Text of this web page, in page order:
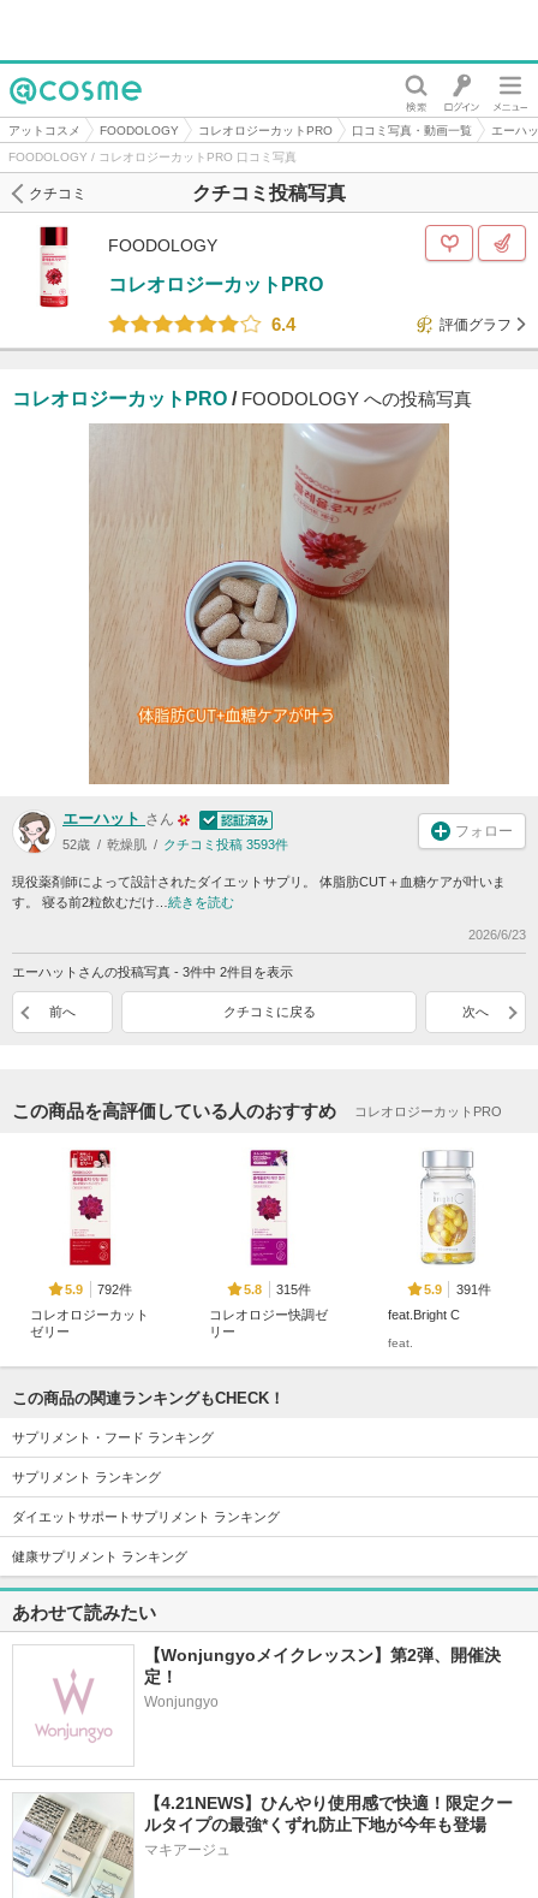
@cosme
アットコスメ FOODOLOGY コレオロジーカットPRO 口コミ写真・動画一覧
エーハ
FOODOLOGY / コレオロジーカットPRO 口コミ写真
クチコミ投稿写真
クチコミ
FOODOLOGY
コレオロジーカットPRO
6.4
評価グラフ
コレオロジーカットPRO / FOODOLOGY への投稿写真
エーハット さん
52歳 乾燥肌 クチコミ投稿 3593件
フォロー
現役薬剤師によって設計されたダイエットサプリ。 体脂肪CUT＋血糖ケアが叶いま
す。 寝る前2粒飲むだけ… 続きを読む
2026/6/23
エーハットさんの投稿写真 - 3件中 2件目を表示
前へ クチコミに戻る 次へ
この商品を高評価している人のおすすめ コレオロジーカットPRO
5.9
792件
コレオロジーカット
ゼリー
5.8
315件
コレオロジー快調ゼ
リー
5.9
391件
feat.Bright C
feat.
5.2
531件
フライミールシェイ
ク
5.8
レトックスライン
パーフェクトCケア
6.4
66件
Collatein
この商品の関連ランキングもCHECK！
サプリメント・フード ランキング
サプリメント ランキング
ダイエットサポートサプリメント ランキング
健康サプリメント ランキング
あわせて読みたい
【Wonjungyoメイクレッスン】第2弾、開催決
定！
Wonjungyo
【4.21NEWS】ひんやり使用感で快適！限定クー
ルタイプの最強*くずれ防止下地が今年も登場
マキアージュ